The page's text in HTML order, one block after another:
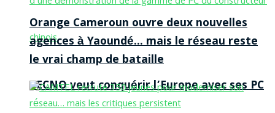
TECNO veut conquérir l’Europe avec ses PC
Orange Cameroun ouvre deux nouvelles
agences à Yaoundé… mais le réseau reste
le vrai champ de bataille